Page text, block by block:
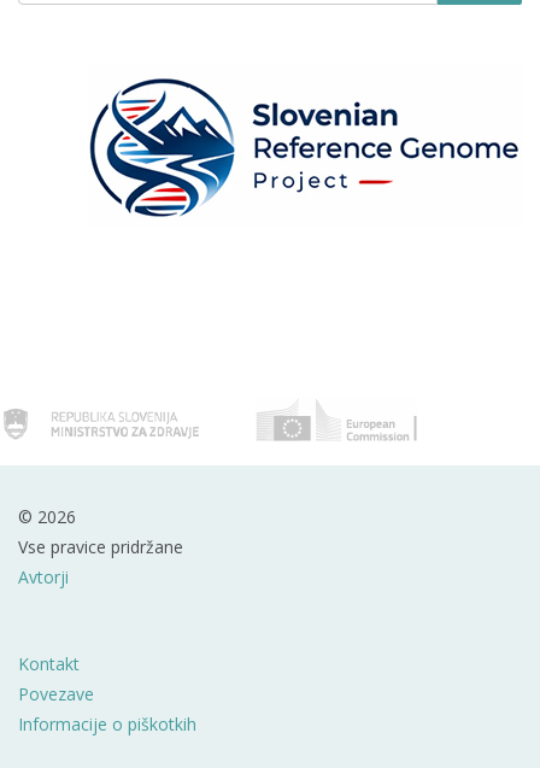
© 2026
Vse pravice pridržane
Avtorji
Kontakt
Povezave
Informacije o piškotkih